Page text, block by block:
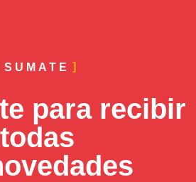
SUMATE
para recibir
todas